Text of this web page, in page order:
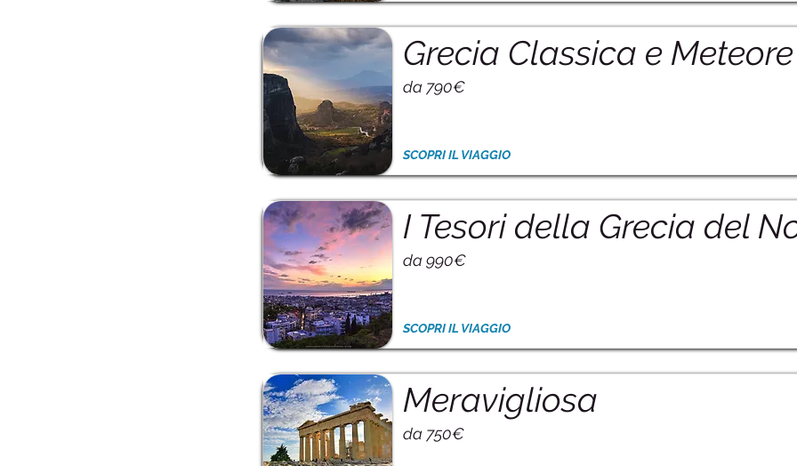
Grecia Classica e Meteore
da 790€
SCOPRI IL VIAGGIO
I Tesori della Grecia del
da 990€
SCOPRI IL VIAGGIO
Meravigliosa
da 750€